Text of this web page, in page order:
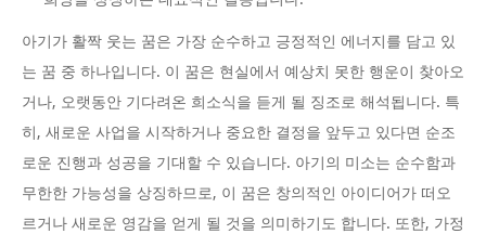
아기가 활짝 웃는 꿈은 가장 순수하고 긍정적인 에너지를 담고 있
는 꿈 중 하나입니다. 이 꿈은 현실에서 예상치 못한 행운이 찾아오
거나, 오랫동안 기다려온 희소식을 듣게 될 징조로 해석됩니다. 특
히, 새로운 사업을 시작하거나 중요한 결정을 앞두고 있다면 순조
로운 진행과 성공을 기대할 수 있습니다. 아기의 미소는 순수함과
무한한 가능성을 상징하므로, 이 꿈은 창의적인 아이디어가 떠오
르거나 새로운 영감을 얻게 될 것을 의미하기도 합니다. 또한, 가정